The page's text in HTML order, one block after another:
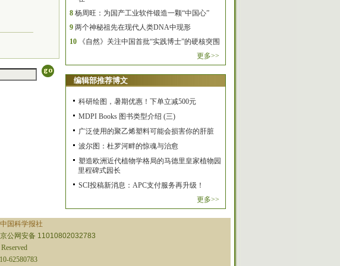
8 杨周旺：为国产工业软件锻造一颗“中国心”
9 两个神秘祖先在现代人类DNA中现形
10
《自然》关注中国首批“实践博士”的硬核突围
更多>>
编辑部推荐博文
科研绘图，暑期优惠！下单立减500元
MDPI Books 图书类型介绍 (三)
广泛使用的聚乙烯塑料可能会损害你的肝脏
波尔图：杜罗河畔的惊魂与治愈
塑造欧洲近代植物学格局的马德里皇家植物园
里程碑式园长
SCI投稿新消息：APC支付服务再升级！
更多>>
中国科学报社
京公网安备 11010802032783
62580783